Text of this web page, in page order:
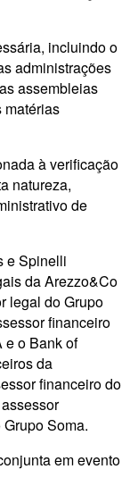
incluindo o
administrações
assembleias
matérias
à verificação
natureza,
de
e Spinelli
da Arezzo&Co
legal do Grupo
financeiro
e o Bank of
da
financeiro do
Soma.
em evento